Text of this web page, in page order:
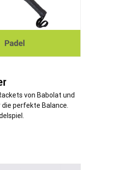
von Babolat und
die perfekte Balance.